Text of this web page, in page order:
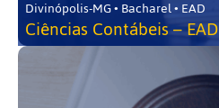
Divinópolis-MG • Bacharel • EAD
Ciências Contábeis – EAD